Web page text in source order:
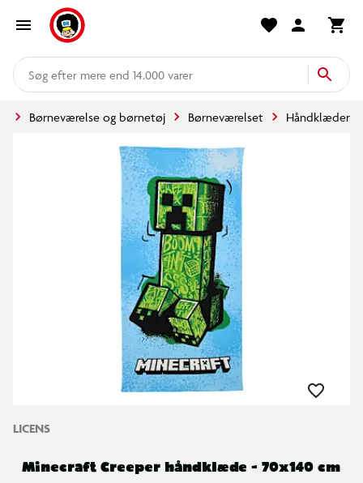
mere end 14.000 varer
Børneværelse og børnetøj Børneværelset Håndklæder
LICENS
Minecraft Creeper håndklæde - 70x140 cm